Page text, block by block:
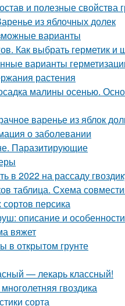
и полезные свойства
из яблочных долек
варианты
Как выбрать герметик и
варианты
растения
малины осенью.
варенье из яблок
о заболевании
Паразитирующие
в 2022 на рассаду
таблица. Схема
персика
описание и
вяжет
в открытом грунте
— лекарь классный!
гвоздика
сорта